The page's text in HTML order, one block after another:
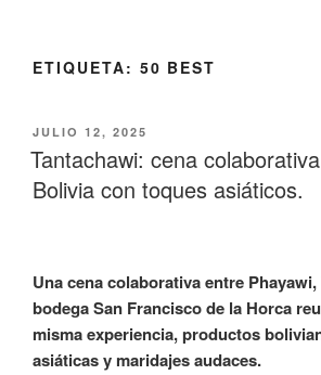
ETIQUETA: 50 BEST
JULIO 12, 2025
Tantachawi: cena
Bolivia con toques asiáticos.
Una cena colaborativa entre
bodega San Francisco de la Horca
misma experiencia, productos
asiáticas y maridajes audaces.